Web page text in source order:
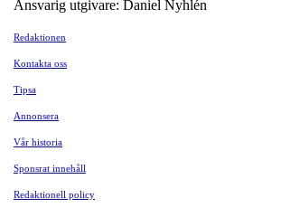
Ansvarig utgivare: Daniel Nyhlén
Redaktionen
Kontakta oss
Tipsa
Annonsera
Vår historia
Sponsrat innehåll
Redaktionell policy